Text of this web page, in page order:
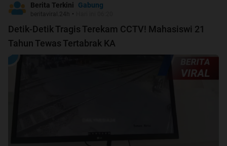
Berita Terkini Gabung
beritaviral.24h •
Detik-Detik Tragis Terekam CCTV! Mahasiswi 21
Tahun Tewas Tertabrak KA